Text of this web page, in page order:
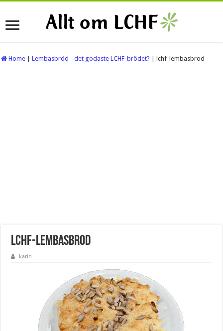
Home Lembasbröd - det godaste LCHF-brödet? lchf-lembasbrod
lchf-lembasbrod
karin